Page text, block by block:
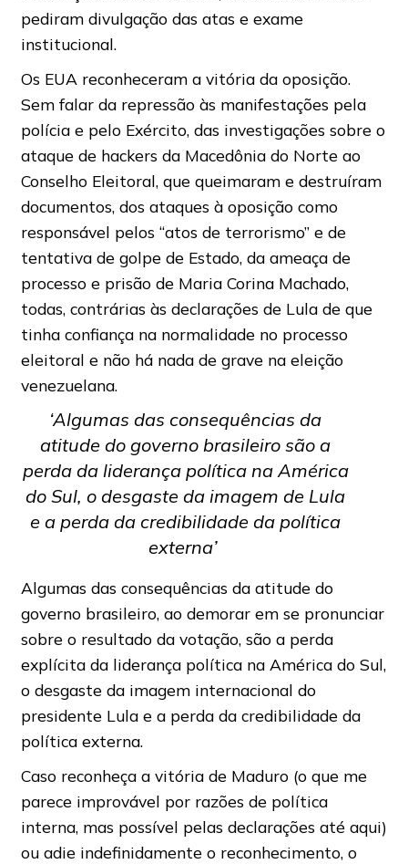
pediram divulgação das atas e exame
institucional.
Os EUA reconheceram a vitória da oposição.
Sem falar da repressão às manifestações pela
polícia e pelo Exército, das investigações sobre o
ataque de hackers da Macedônia do Norte ao
Conselho Eleitoral, que queimaram e destruíram
documentos, dos ataques à oposição como
responsável pelos “atos de terrorismo” e de
tentativa de golpe de Estado, da ameaça de
processo e prisão de Maria Corina Machado,
todas, contrárias às declarações de Lula de que
tinha confiança na normalidade no processo
eleitoral e não há nada de grave na eleição
venezuelana.
‘Algumas das consequências da
atitude do governo brasileiro são a
perda da liderança política na América
do Sul, o desgaste da imagem de Lula
e a perda da credibilidade da política
externa’
Algumas das consequências da atitude do
governo brasileiro, ao demorar em se pronunciar
sobre o resultado da votação, são a perda
explícita da liderança política na América do Sul,
o desgaste da imagem internacional do
presidente Lula e a perda da credibilidade da
política externa.
Caso reconheça a vitória de Maduro (o que me
parece improvável por razões de política
interna, mas possível pelas declarações até aqui)
ou adie indefinidamente o reconhecimento, o